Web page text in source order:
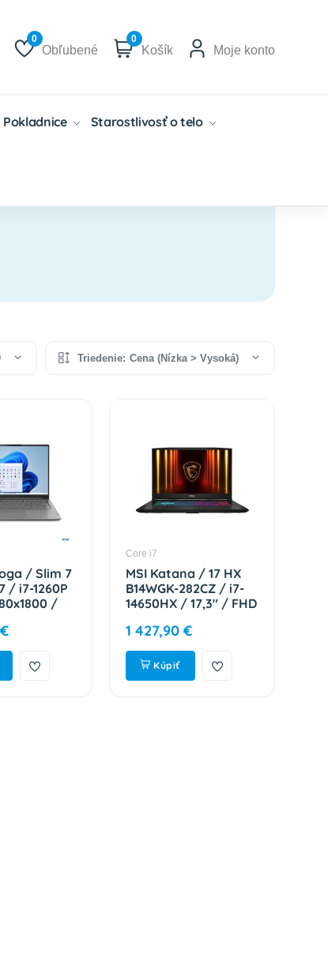
0
Obľubené
0
Košík Moje konto
Pokladnice Starostlivosť o telo
Triedenie: Cena (Nízka > Vysoká)
/ Slim 7
/ i7-1260P
/
/ Gray / 2R
Core i7
MSI Katana / 17 HX
B14WGK-282CZ / i7-
14650HX / 17,3" / FHD
5070 / W11H / Black /
2R 9S7-17L791-282
1 427,90 €
Kúpiť